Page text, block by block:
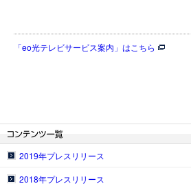
2019年プレスリリース
2018年プレスリリース
「eo光テレビサービス案内」はこちら